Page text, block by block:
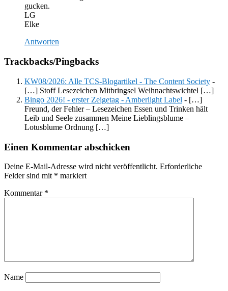
gucken.
LG
Elke
Antworten
Trackbacks/Pingbacks
KW08/2026: Alle TCS-Blogartikel - The Content Society -
[…] Stoff Lesezeichen Mitbringsel Weihnachtswichtel […]
Bingo 2026! - erster Zeigetag - Amberlight Label - […]
Freund, der Fehler – Lesezeichen Essen und Trinken hält
Leib und Seele zusammen Meine Lieblingsblume –
Lotusblume Ordnung […]
Einen Kommentar abschicken
Deine E-Mail-Adresse wird nicht veröffentlicht. Erforderliche
Felder sind mit * markiert
Kommentar *
Name